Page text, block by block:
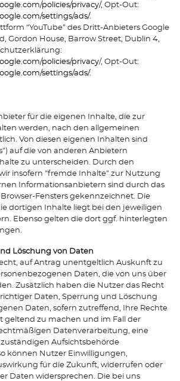
policies/privacy/, Opt-Out:
settings/ads/.
“YouTube” des Dritt-Anbieters Google
Gordon House, Barrow Street, Dublin 4,
policies/privacy/, Opt-Out:
settings/ads/.
für die eigenen Inhalte, die zur
werden, nach den allgemeinen
Von diesen eigenen Inhalten sind
auf die von anderen Anbietern
zu unterscheiden. Durch den
insofern "fremde Inhalte" zur Nutzung
Informationsanbietern sind durch das
Fensters gekennzeichnet. Die
dortigen Inhalte liegt bei den jeweiligen
Ebenso gelten die dort ggf. hinterlegten
Löschung von Daten
auf Antrag unentgeltlich Auskunft zu
Daten, die von uns über
Zusätzlich haben die Nutzer das Recht
Daten, Sperrung und Löschung
Daten, sofern zutreffend, Ihre Rechte
geltend zu machen und im Fall der
Datenverarbeitung, eine
Aufsichtsbehörde
können Nutzer Einwilligungen,
für die Zukunft, widerrufen oder
Daten widersprechen. Die bei uns